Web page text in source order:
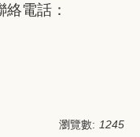
電話：
瀏覽數: 1245